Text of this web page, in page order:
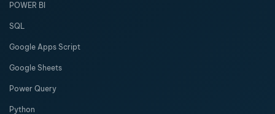
POWER BI
SQL
Google Apps Script
Google Sheets
Power Query
Python